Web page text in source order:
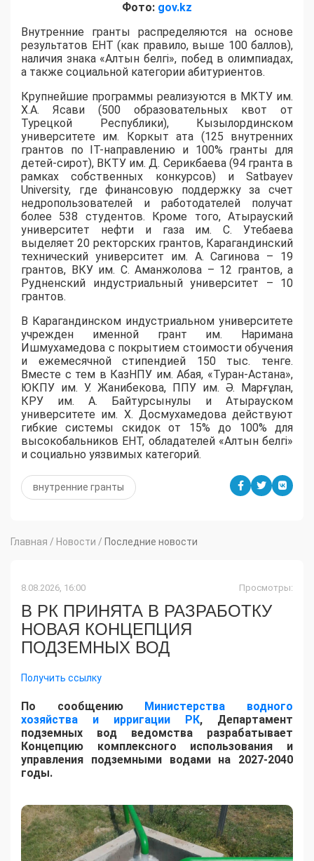
Фото: gov.kz
Внутренние гранты распределяются на основе
результатов ЕНТ (как правило, выше 100 баллов),
наличия знака «Алтын белгі», побед в олимпиадах,
а также социальной категории абитуриентов.
​Крупнейшие программы реализуются в МКТУ им.
Х.А. Ясави (500 образовательных квот от
Турецкой Республики), Кызылординском
университете им. Коркыт ата (125 внутренних
грантов по IT-направлению и 100% гранты для
детей-сирот), ВКТУ им. Д. Серикбаева (94 гранта в
рамках собственных конкурсов) и Satbayev
University, где финансовую поддержку за счет
недропользователей и работодателей получат
более 538 студентов. Кроме того, Атырауский
университет нефти и газа им. С. Утебаева
выделяет 20 ректорских грантов, Карагандинский
технический университет им. А. Сагинова – 19
грантов, ВКУ им. С. Аманжолова – 12 грантов, а
Рудненский индустриальный университет – 10
грантов.
​В Карагандинском индустриальном университете
учрежден именной грант им. Наримана
Ишмухамедова с покрытием стоимости обучения
и ежемесячной стипендией 150 тыс. тенге.
Вместе с тем в КазНПУ им. Абая, «Туран-Астана»,
ЮКПУ им. У. Жанибекова, ППУ им. Ә. Марғұлан,
КРУ им. А. Байтурсынулы и Атырауском
университете им. Х. Досмухамедова действуют
гибкие системы скидок от 15% до 100% для
высокобальников ЕНТ, обладателей «Алтын белгі»
и социально уязвимых категорий.
внутренние гранты
Главная / Новости / Последние новости
8.08.2026, 16:00 Просмотры:
В РК ПРИНЯТА В РАЗРАБОТКУ
НОВАЯ КОНЦЕПЦИЯ
ПОДЗЕМНЫХ ВОД
Получить ссылку
По сообщению Министерства водного
хозяйства и ирригации РК, Департамент
подземных вод ведомства разрабатывает
Концепцию комплексного использования и
управления подземными водами на 2027-2040
годы.